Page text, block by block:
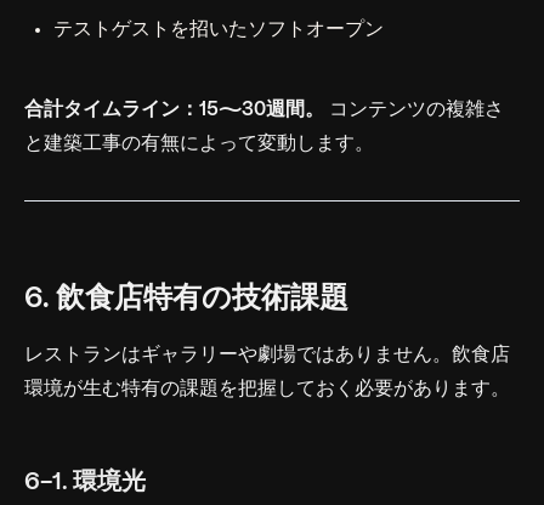
テストゲストを招いたソフトオープン
合計タイムライン：15〜30週間。
コンテンツの複雑さ
と建築工事の有無によって変動します。
6. 飲食店特有の技術課題
レストランはギャラリーや劇場ではありません。飲食店
環境が生む特有の課題を把握しておく必要があります。
6-1. 環境光